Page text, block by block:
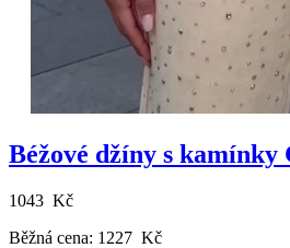
Béžové džíny s
1043 Kč
Běžná cena: 1227 Kč